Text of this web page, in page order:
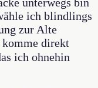
ich blindlings
zur Alte
komme direkt
ich ohnehin